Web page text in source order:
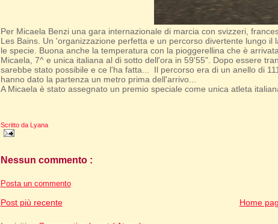
Per Micaela Benzi una gara internazionale di marcia con svizzeri,
Les Bains. Un 'organizzazione perfetta e un percorso divertente lungo
le specie. Buona anche la temperatura con la pioggerellina che è
Micaela, 7^ e unica italiana al di sotto dell'ora in 59'55". Dopo essere
sarebbe stato possibile e ce l'ha fatta... Il percorso era di un anello di
hanno dato la partenza un metro prima dell'arrivo...
A Micaela è stato assegnato un premio speciale come unica atleta
Scritto da Lyana
Nessun commento :
Posta un commento
Post più recente Home